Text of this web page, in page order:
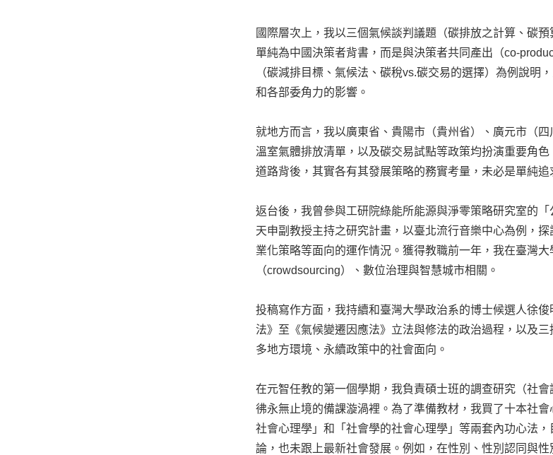
國際層次上，我以三個氣候談判議題（碳排放之計算、碳
單純為中國決策者背書，而是與決策者共同產出（co-
（碳減排目標、氣候法、碳稅vs.碳交易的選擇）為例說
和各部委角力的影響。
就地方而言，我以廣東省、貴陽市（貴州省）、廣元市（
溫室氣體排放清單，以及碳交易試點等政策均扮演重要角
道路背後，其實各有其發展策略的務實考量，未必是單純追
返台後，我曾參與工研院綠能所能源與淨零策略研究室的
天申副教授主持之研究計畫，以臺北流行音樂中心為例，
業化策略等面向的運作情況。獲得教職前一年，我在臺灣
（crowdsourcing）、數位治理與智慧城市相關。
投稿寫作方面，我持續和臺灣大學政治系的博士候選人徐
法》至《氣候變遷因應法》立法與修法的政治過程，以及
多地方環境、永續政策中的社會面向。
在元智任教的第一個學期，我負責碩士班的調查研究（社
彿永無止境的備課漩渦裡。為了準備教材，我買了十本社
社會心理學」和「社會學的社會心理學」等兩套內功心法
論，也未跟上最新社會發展。例如，在性別、性別認同與